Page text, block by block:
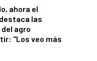
ahora el
las
agro
"Los veo más